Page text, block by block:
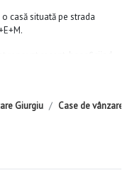
Giurgiu Case de vânzare
casă situată pe strada
nouă.